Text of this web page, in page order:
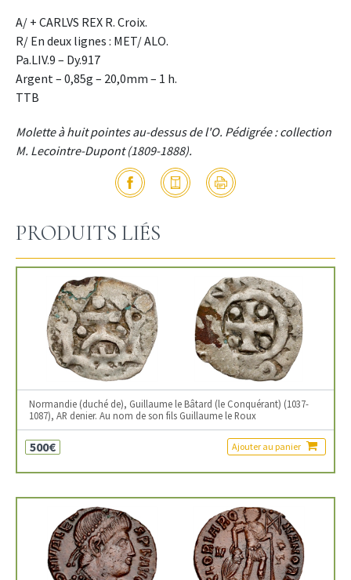
A/ + CARLVS REX R. Croix.
R/ En deux lignes : MET/ ALO.
Pa.LIV.9 – Dy.917
Argent – 0,85g – 20,0mm – 1 h.
TTB
Molette à huit pointes au-dessus de l'O. Pédigrée : collection
M. Lecointre-Dupont (1809-1888).
PRODUITS LIÉS
Normandie (duché de), Guillaume le Bâtard (le Conquérant) (1037-
1087), AR denier. Au nom de son fils Guillaume le Roux
500€ Ajouter au panier